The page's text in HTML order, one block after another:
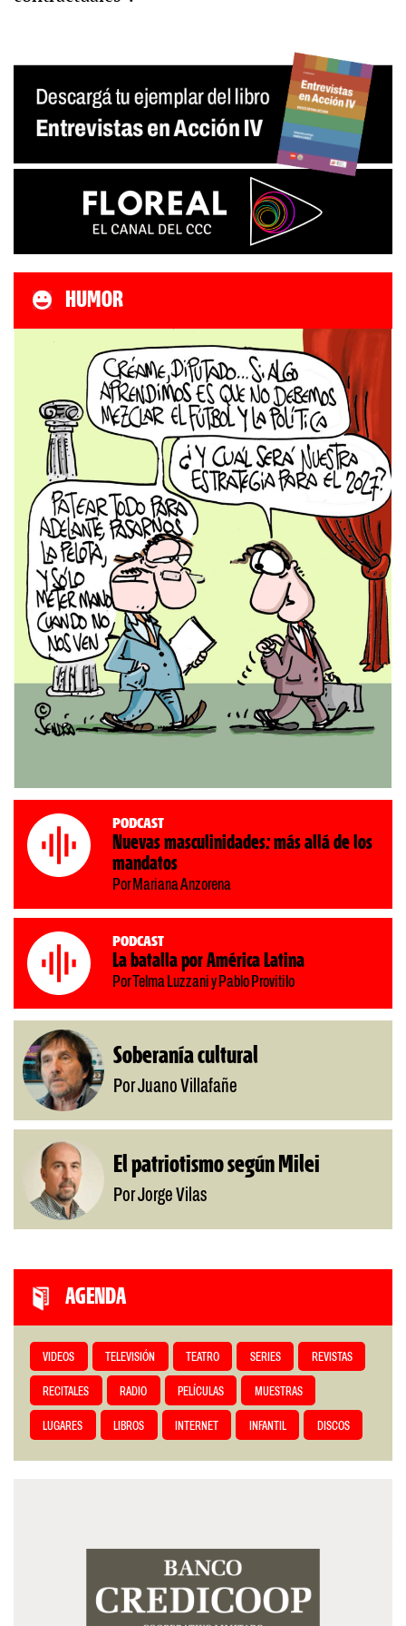
HUMOR
Podcast
Nuevas masculinidades: más allá de los
mandatos
Por Mariana Anzorena
Podcast
La batalla por América Latina
Por Telma Luzzani y Pablo Provitilo
Soberanía cultural
Por Juano Villafañe
El patriotismo según Milei
Por Jorge Vilas
AGENDA
VIDEOS TELEVISIÓN TEATRO SERIES REVISTAS
RECITALES RADIO PELÍCULAS MUESTRAS
LUGARES LIBROS INTERNET INFANTIL DISCOS